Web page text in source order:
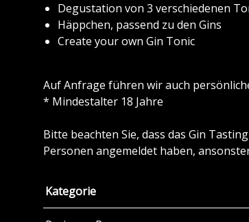
Degustation von 3 verschiedenen
Häppchen, passend zu den Gins
Create your own Gin Tonic
Auf Anfrage führen wir auch
* Mindestalter 18 Jahre
Bitte beachten Sie, dass das Gin
Personen angemeldet haben,
Kategorie